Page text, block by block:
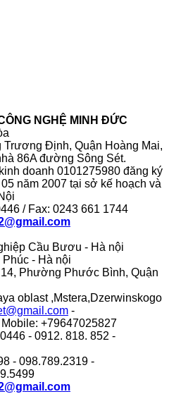
NGHỆ MINH ĐỨC
Định, Quận Hoàng Mai,
86A đường Sông Sét.
doanh 0101275980 đăng ký
năm 2007 tại sở kế hoạch và
/ Fax: 0243 661 1744
Cầu Bươu - Hà nội
Phúc - Hà nội
Phường Phước Bình, Quận
oblast ,Mstera,Dzerwinskogo
-
+79647025827
- 0912. 818. 852 -
- 098.789.2319 -